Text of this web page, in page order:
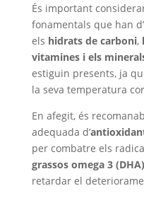
És important
fonamentals que han
els hidrats de carboni,
vitamines i els
estiguin presents, ja
la seva temperatura
En afegit, és
adequada d’
per combatre els
grassos omega 3 (DHA)
retardar el